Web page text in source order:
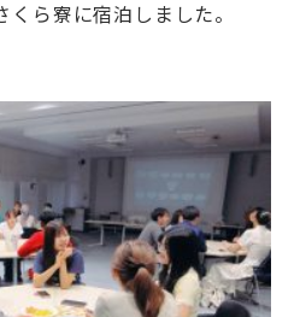
ら寮に宿泊しました。